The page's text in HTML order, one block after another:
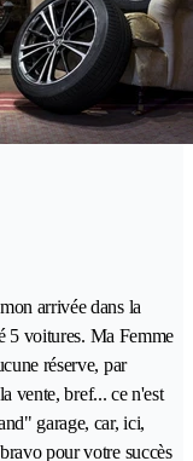
arrivée dans la
5 voitures. Ma Femme
réserve, par
vente, bref... ce n'est
garage, car, ici,
pour votre succès